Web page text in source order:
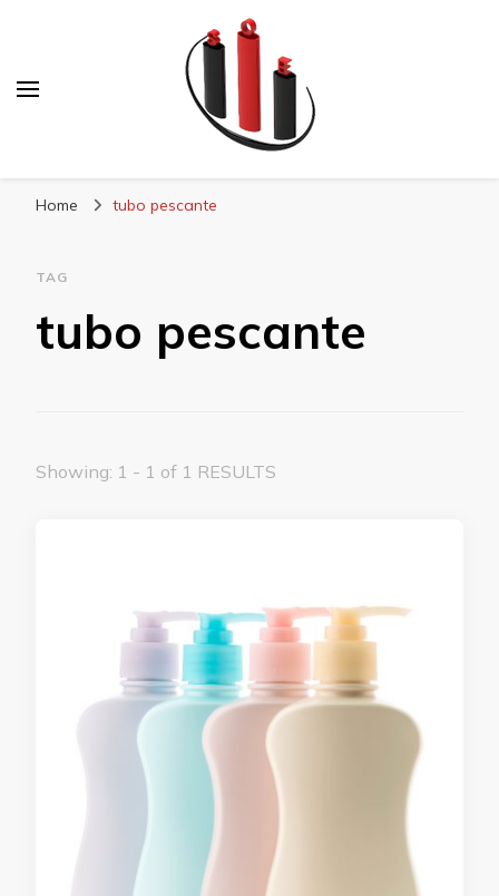
Home tubo pescante
TAG
tubo pescante
Showing: 1 - 1 of 1 RESULTS